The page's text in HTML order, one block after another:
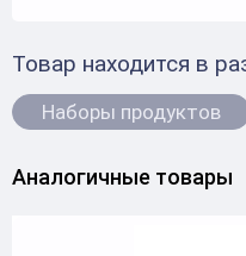
Товар находится в
Наборы продуктов
Аналогичные товары